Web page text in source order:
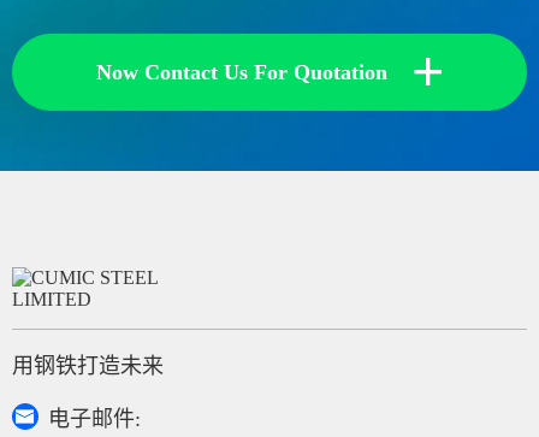
Now Contact Us For Quotation +
用钢铁打造未来

电子邮件: